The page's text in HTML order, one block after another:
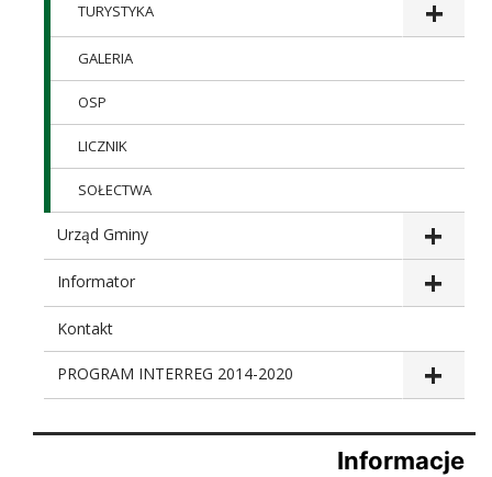
TURYSTYKA
GALERIA
OSP
LICZNIK
SOŁECTWA
Urząd Gminy
Informator
Kontakt
PROGRAM INTERREG 2014-2020
Informacje